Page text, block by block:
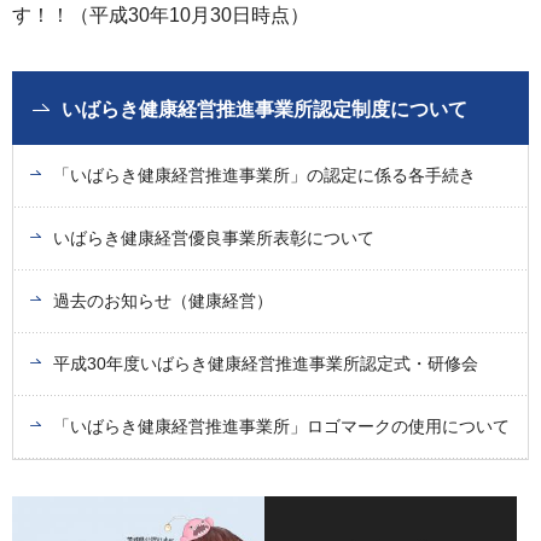
す！！（平成30年10月30日時点）
いばらき健康経営推進事業所認定制度について
「いばらき健康経営推進事業所」の認定に係る各手続き
いばらき健康経営優良事業所表彰について
過去のお知らせ（健康経営）
平成30年度いばらき健康経営推進事業所認定式・研修会
「いばらき健康経営推進事業所」ロゴマークの使用について